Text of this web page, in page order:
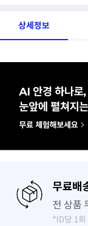
상세정보